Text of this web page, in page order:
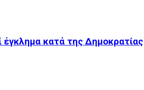
κατά της Δημοκρατίας